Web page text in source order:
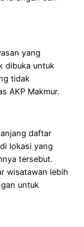
yang
dibuka untuk
tidak
AKP Makmur.
daftar
lokasi yang
tersebut.
wisatawan lebih
untuk